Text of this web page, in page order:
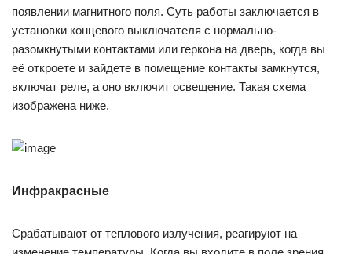
появлении магнитного поля. Суть работы заключается в
установки концевого выключателя с нормально-
разомкнутыми контактами или геркона на дверь, когда вы
её откроете и зайдете в помещение контакты замкнутся,
включат реле, а оно включит освещение. Такая схема
изображена ниже.
Инфракрасные
Срабатывают от теплового излучения, реагируют на